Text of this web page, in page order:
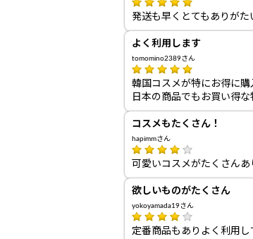
発送も早くとてもありがた
よく利用します
tomomino2389さん
韓国コスメが特にお得に購
日本の商品でもお買い得な
コスメもたくさん！
hapimmさん
可愛いコスメがたくさんあ
欲しいものがたくさん
yokoyamada19さん
定番商品もありよく利用し